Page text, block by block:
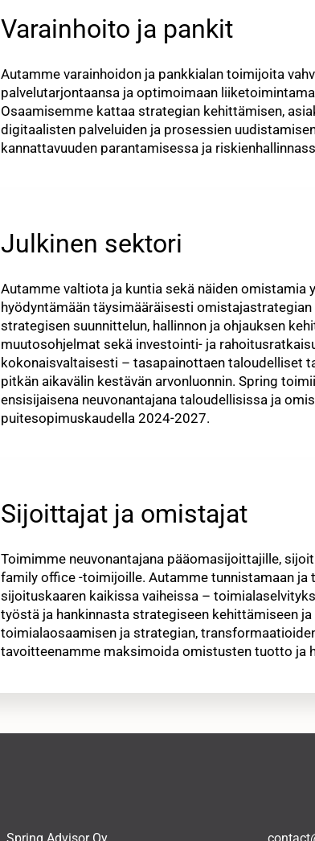
Varainhoito ja pankit
Autamme varainhoidon ja pankkialan toimijoita
palvelutarjontaansa ja optimoimaan
Osaamisemme kattaa strategian kehittämisen,
digitaalisten palveluiden ja prosessien
kannattavuuden parantamisessa ja
Julkinen sektori
Autamme valtiota ja kuntia sekä näiden
hyödyntämään täysimääräisesti
strategisen suunnittelun, hallinnon ja ohjauksen
muutosohjelmat sekä investointi- ja
kokonaisvaltaisesti – tasapainottaen taloudelliset
pitkän aikavälin kestävän arvonluonnin. Spring
ensisijaisena neuvonantajana taloudellisissa ja
puitesopimuskaudella 2024-2027.
Sijoittajat ja omistajat
Toimimme neuvonantajana pääomasijoittajille,
family office -toimijoille. Autamme tunnistamaan
sijoituskaaren kaikissa vaiheissa –
työstä ja hankinnasta strategiseen kehittämiseen
toimialaosaamisen ja strategian,
tavoitteenamme maksimoida omistusten tuotto ja